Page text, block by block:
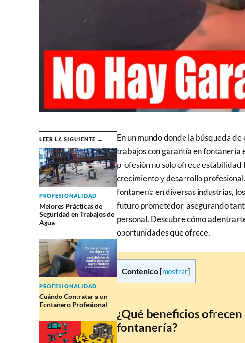
LEER LA SIGUIENTE →
PROFESIONALIDAD
Mejores Prácticas de
Seguridad en Trabajos de
Agua
PROFESIONALIDAD
Cuándo Contratar a un
Fontanero Profesional
En un mundo donde la búsqueda
trabajos con garantía en fontanería
profesión no solo ofrece
crecimiento y desarrollo
fontanería en diversas industrias,
futuro prometedor, asegurando
personal. Descubre cómo
oportunidades que ofrece.
Contenido [mostrar]
¿Qué beneficios
fontanería?